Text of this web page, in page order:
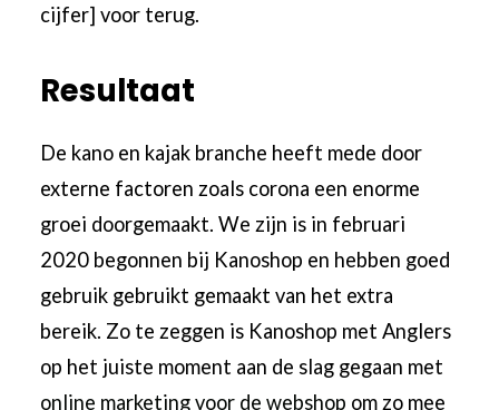
cijfer] voor terug.
Resultaat
De kano en kajak branche heeft mede door
externe factoren zoals corona een enorme
groei doorgemaakt. We zijn is in februari
2020 begonnen bij Kanoshop en hebben goed
gebruik gebruikt gemaakt van het extra
bereik. Zo te zeggen is Kanoshop met Anglers
op het juiste moment aan de slag gegaan met
online marketing voor de webshop om zo mee